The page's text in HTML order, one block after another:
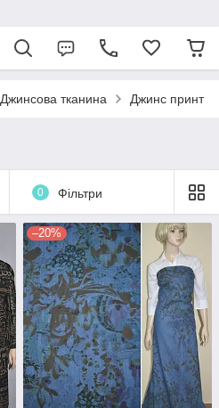
Джинсова тканина Джинс принт
0 Фільтри
–20%